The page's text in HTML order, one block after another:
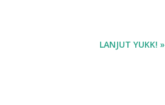
LANJUT YUKK! »